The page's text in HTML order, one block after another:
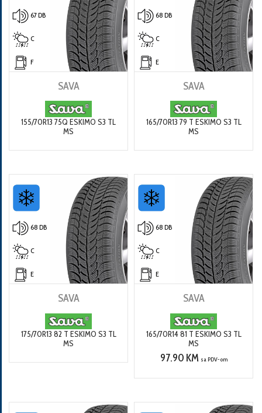
67 DB
C
F
SAVA
155/70R13 75Q ESKIMO S3 TL
MS
68 DB
C
E
SAVA
165/70R13 79 T ESKIMO S3 TL
MS
68 DB
C
E
SAVA
175/70R13 82 T ESKIMO S3 TL
MS
68 DB
C
E
SAVA
165/70R14 81 T ESKIMO S3 TL
MS
97.90 KM sa PDV-om